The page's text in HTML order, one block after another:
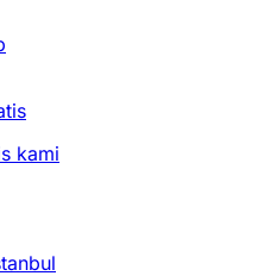
kami